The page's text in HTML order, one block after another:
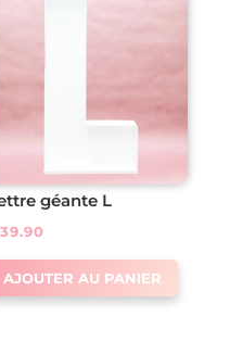
géante L
39.90
AJOUTER AU PANIER